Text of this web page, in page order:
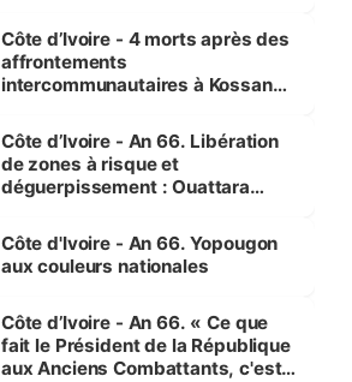
générations futures »
Côte d’Ivoire - 4 morts après des
affrontements
intercommunautaires à Kossandji
milieu des sinistrés
Côte d’Ivoire - An 66. Libération
de zones à risque et
déguerpissement : Ouattara
l'Etat de droit pour préserver les
vies humaines »
Côte d'Ivoire - An 66. Yopougon
aux couleurs nationales
Côte d’Ivoire - An 66. « Ce que
fait le Président de la République
aux Anciens Combattants, c'est